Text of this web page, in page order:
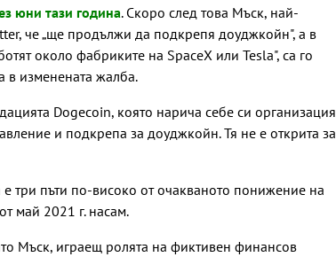
юни тази година. Скоро след това Мъск, най-
че „ще продължи да подкрепя доуджкойн", а в
около фабриките на SpaceX или Tesla", са го
в изменената жалба.
Dogecoin, която нарича себе си организация
и подкрепа за доуджкойн. Тя не е открита за
три пъти по-високо от очакваното понижение на
май 2021 г. насам.
Мъск, играещ ролята на фиктивен финансов
голямо име в
Златото стигна до
победителите в